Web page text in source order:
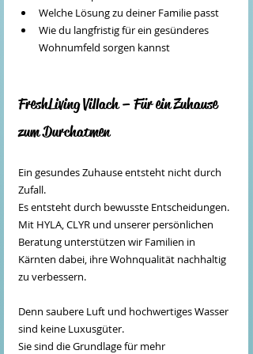
Welche Lösung zu deiner Familie passt
Wie du langfristig für ein gesünderes
Wohnumfeld sorgen kannst
FreshLiving Villach – Für ein Zuhause
zum Durchatmen
Ein gesundes Zuhause entsteht nicht durch
Zufall.
Es entsteht durch bewusste Entscheidungen.
Mit HYLA, CLYR und unserer persönlichen
Beratung unterstützen wir Familien in
Kärnten dabei, ihre Wohnqualität nachhaltig
zu verbessern.
Denn saubere Luft und hochwertiges Wasser
sind keine Luxusgüter.
Sie sind die Grundlage für mehr